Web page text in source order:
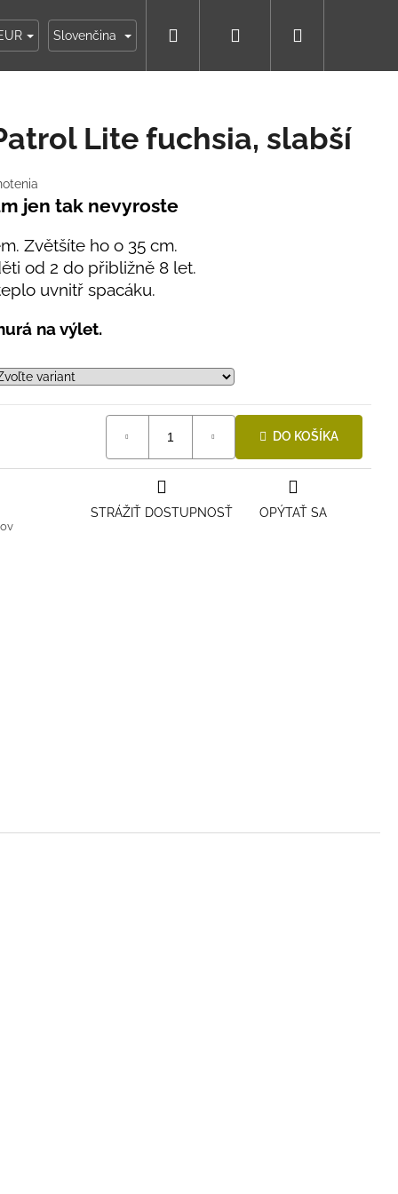
Moja objednávka
Slovenčina Prihlásenie
Lite fuchsia, slabší
jen tak nevyroste
Zvětšíte ho o 35 cm.
od 2 do přibližně 8 let.
uvnitř spacáku.
na výlet.
DO KOŠÍKA
OPÝTAŤ SA
STRÁŽIŤ DOSTUPNOSŤ
NÁMORNÍCKE